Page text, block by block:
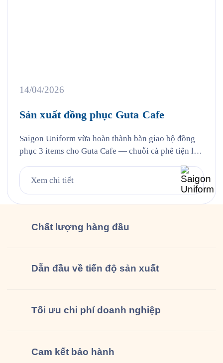
14/04/2026
Sản xuất đồng phục Guta Cafe
Saigon Uniform vừa hoàn thành bàn giao bộ đồng
phục 3 items cho Guta Cafe — chuỗi cà phê tiện lợi
triệu người Việt đã quen với thói quen “dừng lại tí
và làm ly Guta nhé!” mỗi ngày. Bộ đồng phục gồm
Xem chi tiết
Chất lượng hàng đầu
Dẫn đầu về tiến độ sản xuất
Tối ưu chi phí doanh nghiệp
Cam kết bảo hành